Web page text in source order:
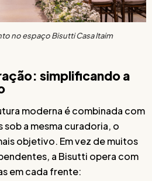
no espaço Bisutti Casa Itaim
simplificando a
moderna é combinada com
a mesma curadoria, o
objetivo. Em vez de muitos
a Bisutti opera com
em cada frente: